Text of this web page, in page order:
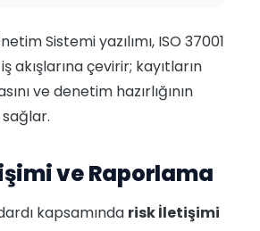
Sistemi yazılımı, ISO 37001
akışlarına çevirir; kayıtların
ve denetim hazırlığının
sağlar.
ve Raporlama
kapsamında risk İletişimi